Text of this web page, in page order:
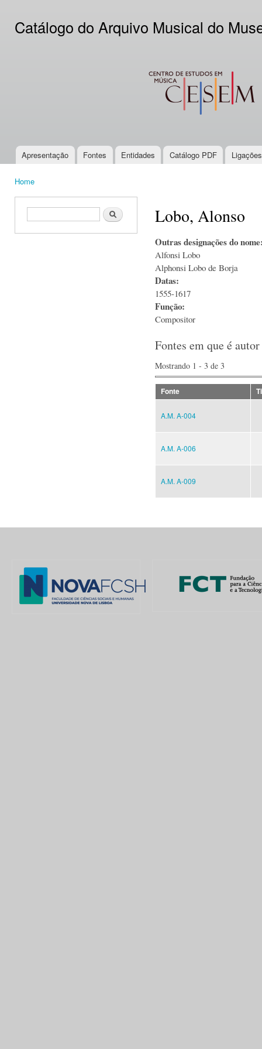
Catálogo do Arquivo Musical do
CESEM
Main menu
Apresentação Fontes Entidades Catálogo PDF
Home
Search form Search Lobo, Alonso
Outras designações do
Alfonsi Lobo
Alphonsi Lobo de Borja
Datas:
1555-1617
Função:
Compositor
Fontes em que é
Mostrando 1 - 3 de 3
Fonte
A.M. A-004
A.M. A-006
A.M. A-009